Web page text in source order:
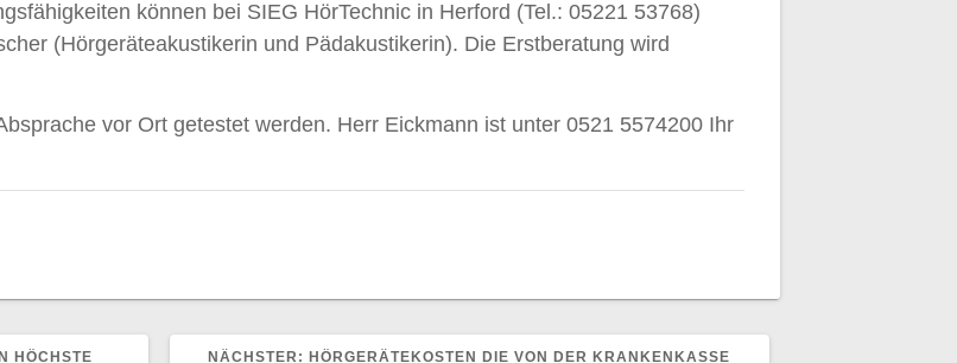
können bei SIEG HörTechnic in Herford (Tel.: 05221 53768)
(Hörgeräteakustikerin und Pädakustikerin). Die Erstberatung wird
vor Ort getestet werden. Herr Eickmann ist unter 0521 5574200 Ihr
HÖCHSTE NÄCHSTER: NÄCHSTER
HÖRGERÄTEKOSTEN DIE VON DER KRANKENKASSE